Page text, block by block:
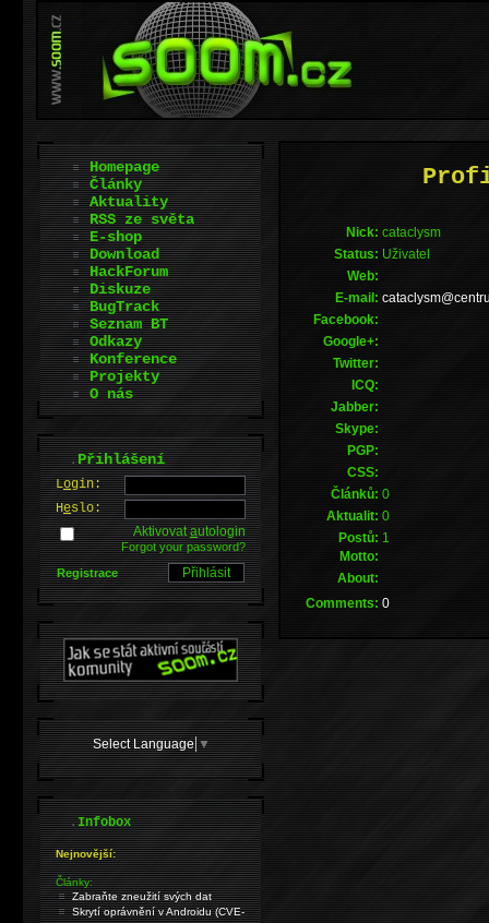
Nick: cataclysm
Status: Uživatel
Web:
E-mail:
Facebook:
Google+:
Twitter:
ICQ:
Jabber:
Skype:
PGP:
CSS:
Článků: 0
Aktualit: 0
Postů: 1
Motto:
About:
Comments: 0
Homepage
Články
Aktuality
RSS ze světa
E-shop
Download
HackForum
Diskuze
BugTrack
Seznam BT
Odkazy
Konference
Projekty
O nás
.Přihlášení
Login:
Heslo:
Aktivovatautologin
Forgot your password?
Registrace
Select Language ▼
.Infobox
Nejnovější:
Články:
Zabraňte zneužití svých dat
Skrytí oprávnění v Androidu (CVE-